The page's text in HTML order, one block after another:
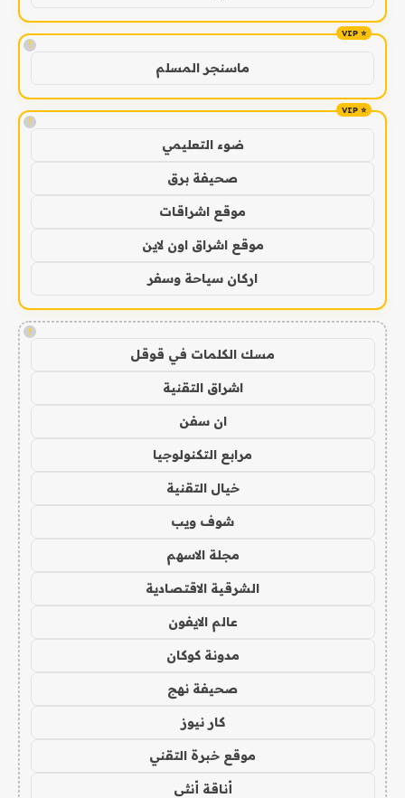
!
ماسنجر المسلم
!
ضوء التعليمي
صحيفة برق
موقع اشراقات
موقع اشراق اون لاين
اركان سياحة وسفر
!
مسك الكلمات في قوقل
اشراق التقنية
ان سفن
مرابع التكنولوجيا
خيال التقنية
شوف ويب
مجلة الاسهم
الشرقية الاقتصادية
عالم الايفون
مدونة كوكان
صحيفة نهج
كار نيوز
موقع خبرة التقني
أناقة أنثى